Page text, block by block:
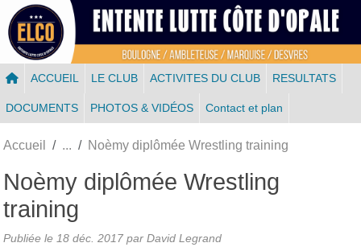
ACCUEIL LE CLUB ACTIVITES DU CLUB RESULTATS
DOCUMENTS PHOTOS & VIDÉOS Contact et plan
Accueil Noèmy diplômée Wrestling training
Noèmy diplômée Wrestling
training
Publiée le 18 déc. 2017 par David Legrand
Panneau de gestion des cookies